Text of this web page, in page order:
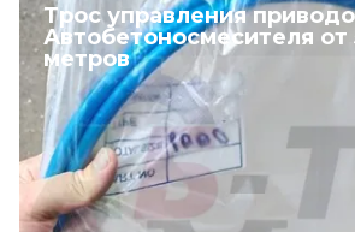
Трос управления
Автобетоносмесителя от
метров